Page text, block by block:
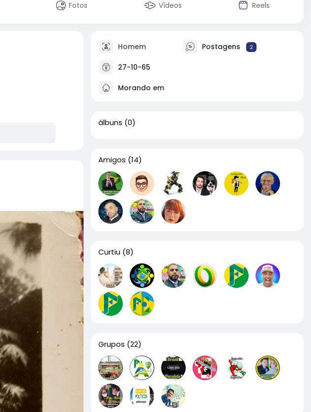
Fotos Vídeos Reels
Homem Postagens 2
27-10-65
Morando em
álbuns (0)
Amigos (14)
Curtiu (8)
Grupos (22)